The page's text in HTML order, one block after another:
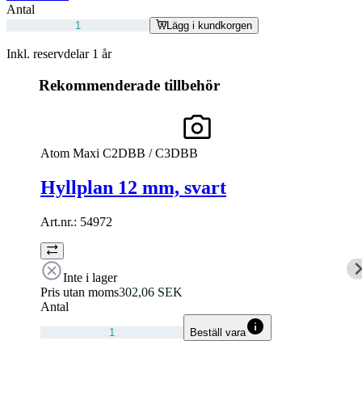
Antal
Lägg i kundkorgen
Inkl. reservdelar 1 år
Rekommenderade tillbehör
Atom Maxi C2DBB / C3DBB
Hyllplan 12 mm, svart
Art.nr.: 54972
Inte i lager
Pris utan moms302,06 SEK
Antal
Beställ vara